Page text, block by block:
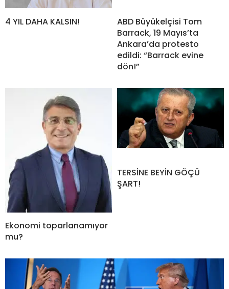
4 YIL DAHA KALSIN!
ABD Büyükelçisi Tom
Barrack, 19 Mayıs’ta
Ankara’da protesto
edildi: “Barrack evine
dön!”
Ekonomi toparlanamıyor
mu?
TERSİNE BEYİN GÖÇÜ
ŞART!